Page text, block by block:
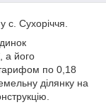
с. Сухоріччя.
а його
по 0,18
ділянку на